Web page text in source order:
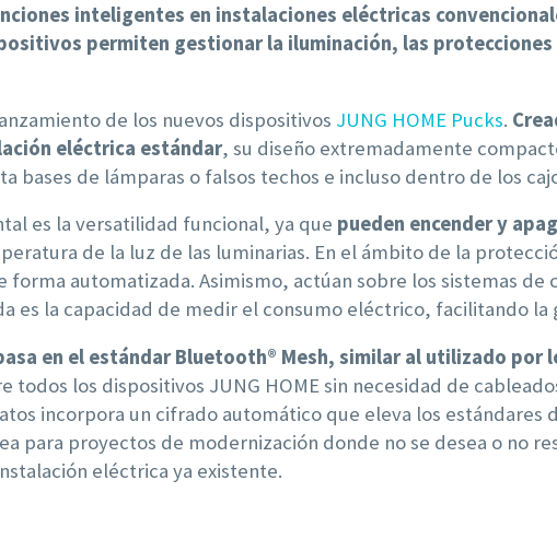
inteligentes en instalaciones eléctricas
permiten gestionar la iluminación, las
de los nuevos dispositivos JUNG HOME Pucks.
eléctrica estándar, su diseño extremadamente
bases de lámparas o falsos techos e incluso dentro de los
es la versatilidad funcional, ya que pueden encender y
de la luz de las luminarias. En el ámbito de la
forma automatizada. Asimismo, actúan sobre los sistemas
es la capacidad de medir el consumo eléctrico, facilitando
en el estándar Bluetooth® Mesh, similar al utilizado por
todos los dispositivos JUNG HOME sin necesidad de
incorpora un cifrado automático que eleva los estándares
para proyectos de modernización donde no se desea o no
eléctrica ya existente.